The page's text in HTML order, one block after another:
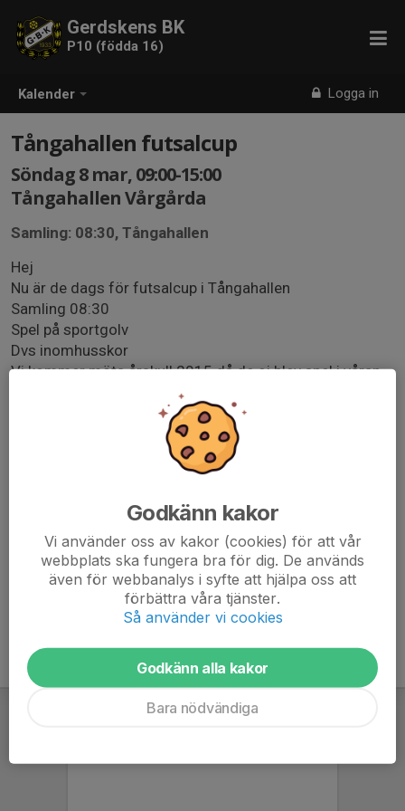
Kalender Logga in
Gerdskens BK
P10 (födda 16)
Tångahallen futsalcup
Söndag 8 mar, 09:00-15:00
Tångahallen Vårgårda
Samling: 08:30, Tångahallen
Hej
Nu är de dags för futsalcup i Tångahallen
Samling 08:30
Spel på sportgolv
Dvs inomhusskor
Vi kommer möta årskull 2015 då de ej blev spel i våran
12:58 Vårgårda IK
14:24 NextGen 97
Godkänn kakor
Vi använder oss av kakor (cookies) för att vår
webbplats ska fungera bra för dig. De används
även för webbanalys i syfte att hjälpa oss att
förbättra våra tjänster.
Så använder vi cookies
Godkänn alla kakor
Bara nödvändiga